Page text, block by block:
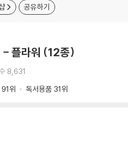
공유하기
- 플라워 (12종)
8,631
91위 독서용품 31위